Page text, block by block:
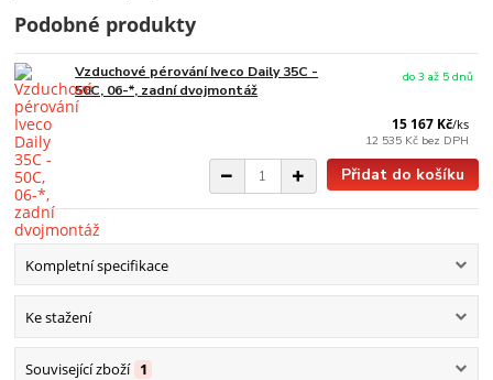
Podobné produkty
Vzduchové pérování Iveco Daily 35C -
50C, 06-*, zadní dvojmontáž
15 167 Kč/ks
12 535 Kč bez DPH
do 3 až 5 dnů
Přidat do košíku
Kompletní specifikace
Ke stažení
Související zboží 1